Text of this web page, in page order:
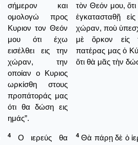
σήμερον και
ομολογώ προς
Κυριον τον Θεόν
μου ότι έχω
εισέλθει εις την
χώραν, την
οποίαν ο Κυριος
ωρκίσθη στους
προπάτοράς μας
ότι θα δώση εις
ημάς”.
τὸν Θεόν μου,
ἐγκατασταθῇ
χώραν, ποὺ
μὲ ὅρκον εἰς
πατέρας μας ὁ
ὅτι θὰ μᾶς τὴν
4
Ο ιερεύς θα
4 Θὰ πάρῃ δὲ ὁ